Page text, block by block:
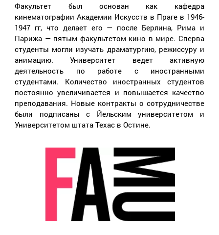
Факультет был основан как кафедра
кинематографии Академии Искусств в Праге в 1946-
1947 гг, что делает его — после Берлина, Рима и
Парижа — пятым факультетом кино в мире. Сперва
студенты могли изучать драматургию, режиссуру и
анимацию. Университет ведет активную
деятельность по работе с иностранными
студентами. Количество иностранных студентов
постоянно увеличивается и повышается качество
преподавания. Новые контракты о сотрудничестве
были подписаны с Йельским университетом и
Университетом штата Техас в Остине.